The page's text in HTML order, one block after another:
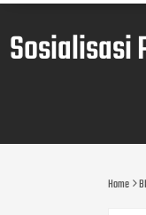
Sosialisasi
Home